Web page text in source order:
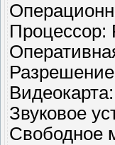
Процессор:
Звуковое
Свободное